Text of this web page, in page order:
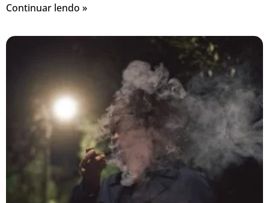
Continuar lendo »